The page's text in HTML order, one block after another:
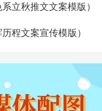
立秋推文文案模版）
程文案宣传模版）